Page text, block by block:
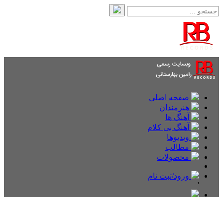
صفحه اصلی
هنرمندان
آهنگ ها
آهنگ بی کلام
ویدیوها
مطالب
محصولات
ورود/ثبت نام
'